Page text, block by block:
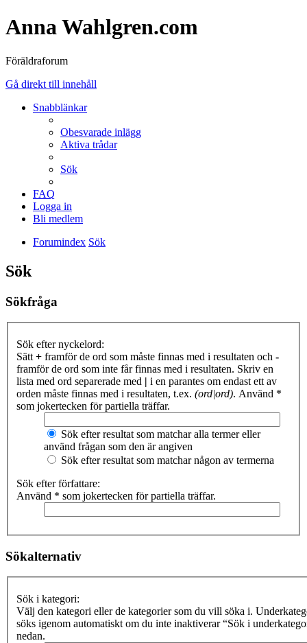
Anna Wahlgren.com
Föräldraforum
Gå direkt till innehåll
Snabblänkar
Obesvarade inlägg
Aktiva trådar
Sök
FAQ
Logga in
Bli medlem
Forumindex Sök
Sök
Sökfråga
Sök efter nyckelord:
Sätt + framför de ord som måste finnas med i resultaten och -
framför de ord som inte får finnas med i resultaten. Skriv en
lista med ord separerade med | i en parantes om endast ett av
orden måste finnas med i resultaten, t.ex. (ord|ord). Använd *
som jokertecken för partiella träffar.
Sök efter resultat som matchar alla termer eller
använd frågan som den är angiven
Sök efter resultat som matchar någon av termerna
Sök efter författare:
Använd * som jokertecken för partiella träffar.
Sökalternativ
Sök i kategori:
Välj den kategori eller de kategorier som du vill söka i.
söks igenom automatiskt om du inte inaktiverar “Sök i
nedan.